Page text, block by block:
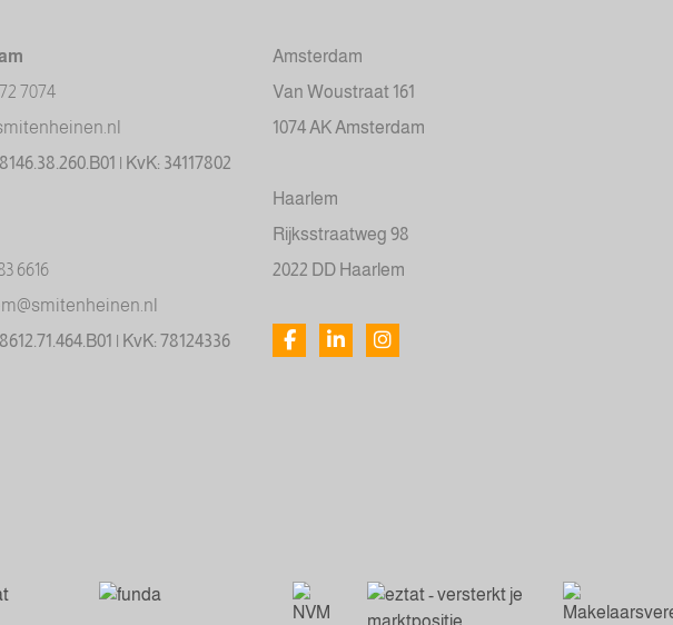
7074
| KvK: 34117802
6616
| KvK: 78124336
Amsterdam
Van Woustraat 161
1074 AK Amsterdam
Haarlem
Rijksstraatweg 98
2022 DD Haarlem